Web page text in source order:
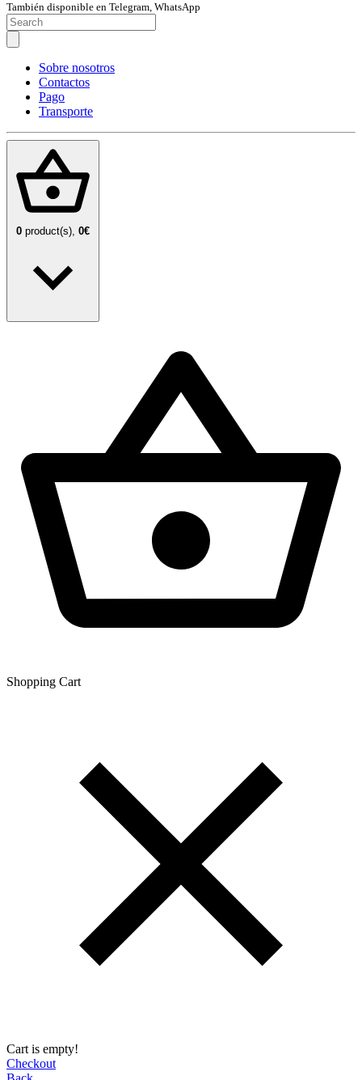
También disponible en Telegram, WhatsApp
Sobre nosotros
Contactos
Pago
Transporte
0 product(s), 0€
Shopping Сart
Cart is empty!
Checkout